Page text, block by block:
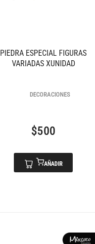
PIEDRA ESPECIAL FIGURAS
VARIADAS XUNIDAD
DECORACIONES
$500
AÑADIR